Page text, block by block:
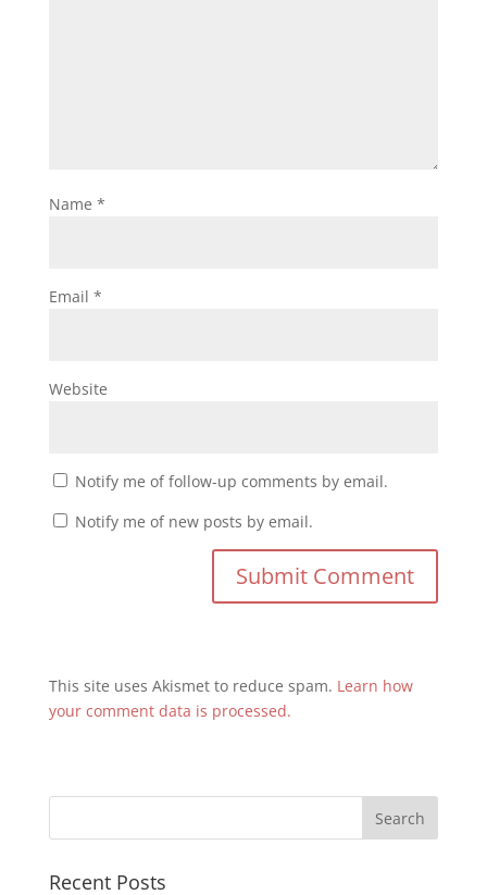
Name *
Email *
Website
Notify me of follow-up comments by email.
Notify me of new posts by email.
This site uses Akismet to reduce spam. Learn how
your comment data is processed.
Recent Posts